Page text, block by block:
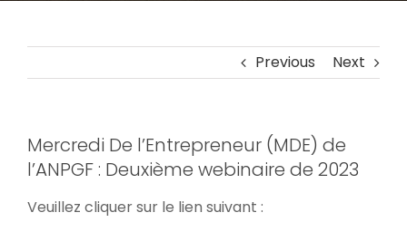
Previous Next
Mercredi De l’Entrepreneur (MDE) de
l’ANPGF : Deuxième webinaire de 2023
Veuillez cliquer sur le lien suivant :